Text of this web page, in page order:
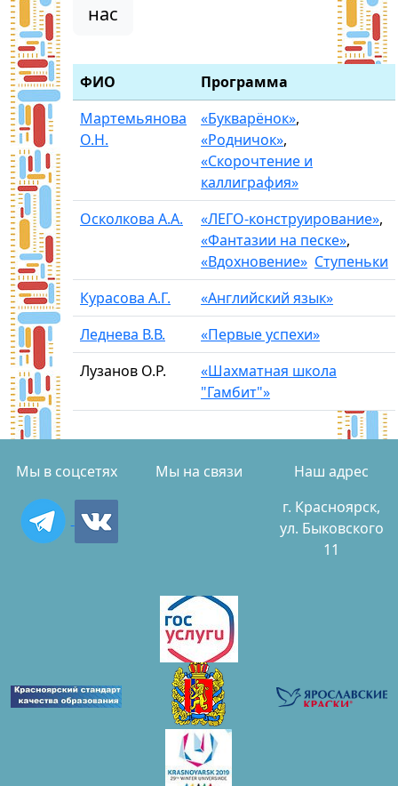
нас
ФИО
Программа
Мартемьянова
О.Н.
«Букварёнок»,
«Родничок»,
«Скорочтение и
каллиграфия»
Осколкова А.А.
«ЛЕГО-конструирование»,
«Фантазии на песке»,
«Вдохновение» Ступеньки
Курасова А.Г.
«Английский язык»
Леднева В.В.
«Первые успехи»
Лузанов О.Р.
«Шахматная школа
"Гамбит"»
Мы в соцсетях Мы на связи
Наш адрес
г. Красноярск,
ул. Быковского
11